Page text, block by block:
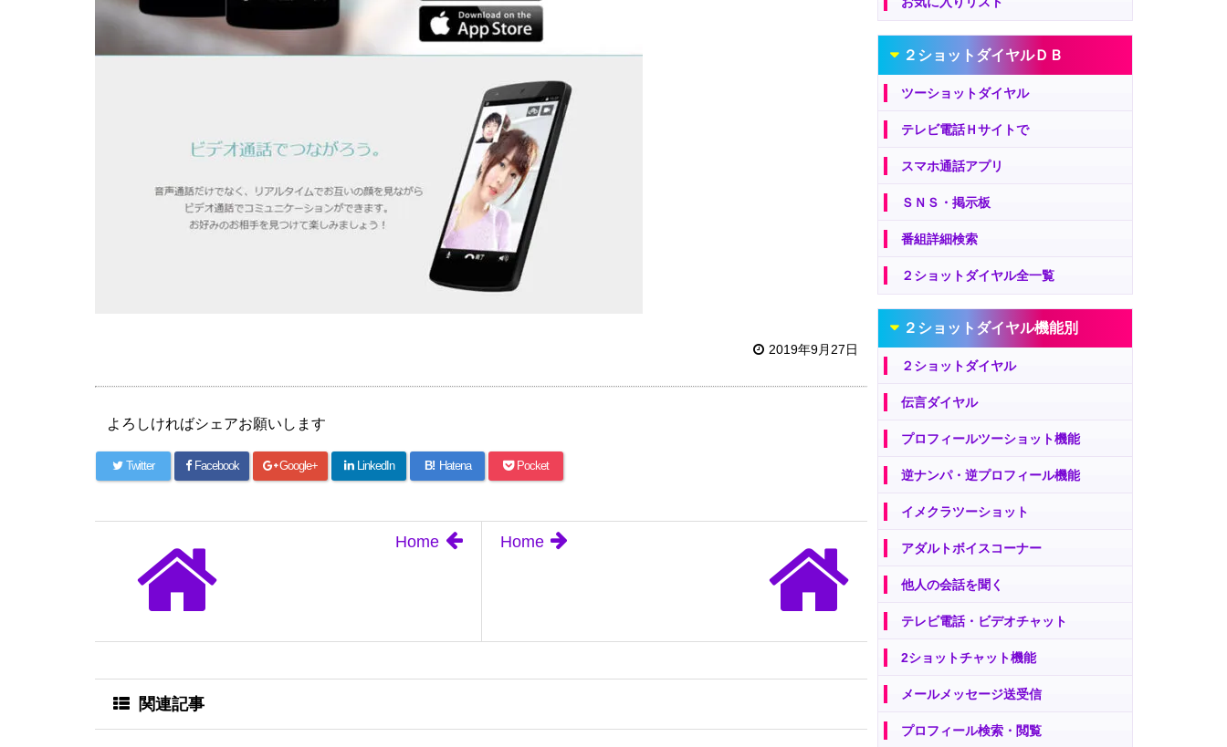
2019年9月27日
よろしければシェアお願いします
Twitter Facebook Google+ LinkedIn B! Hatena Pocket
Home
Home
関連記事
２ショットダイヤルＤＢ
ツーショットダイヤル
テレビ電話Ｈサイトで
スマホ通話アプリ
ＳＮＳ・掲示板
番組詳細検索
２ショットダイヤル全一覧
２ショットダイヤル機能別
２ショットダイヤル
伝言ダイヤル
プロフィールツーショット機能
逆ナンパ・逆プロフィール機能
イメクラツーショット
アダルトボイスコーナー
他人の会話を聞く
テレビ電話・ビデオチャット
2ショットチャット機能
メールメッセージ送受信
プロフィール検索・閲覧